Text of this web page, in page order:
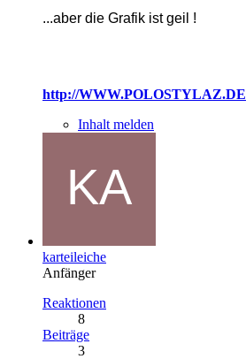
...aber die Grafik ist geil !
http://WWW.POLOSTYLAZ.DE
Inhalt melden
karteileiche
Anfänger
Reaktionen
8
Beiträge
3